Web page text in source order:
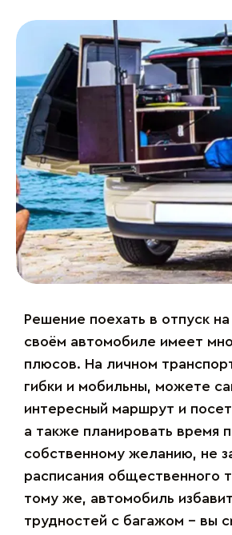
Решение поехать в отпуск
своём автомобиле имеет
плюсов. На личном
гибки и мобильны, можете
интересный маршрут и
а также планировать время
собственному желанию, не
расписания общественного
тому же, автомобиль
трудностей с багажом – вы